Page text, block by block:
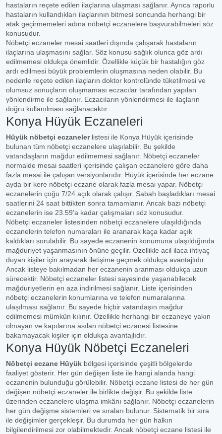
hastaların reçete edilen ilaçlarına ulaşması sağlanır. Ayrıca raporlu
hastaların kullandıkları ilaçlarının bitmesi soncunda herhangi bir
atak geçirmemeleri adına nöbetçi eczanelere başvurabilmeleri söz
konusudur.
Nöbetçi eczaneler mesai saatleri dışında çalışarak hastaların
ilaçlarına ulaşmasını sağlar. Söz konusu sağlık olunca göz ardı
edilmemesi oldukça önemlidir. Özellikle küçük bir hastalığın göz
ardı edilmesi büyük problemlerin oluşmasına neden olabilir. Bu
nedenle reçete edilen ilaçların doktor kontrolünde tüketilmesi ve
olumsuz sonuçların oluşmaması eczacılar tarafından yapılan
yönlendirme ile sağlanır. Eczacıların yönlendirmesi ile ilaçların
doğru kullanılması sağlanacaktır.
Konya Hüyük Eczaneleri
Hüyük nöbetçi eczanelerlistesi ile Konya Hüyük içerisinde
bulunan tüm nöbetçi eczanelere ulaşılabilir. Bu şekilde
vatandaşların mağdur edilmemesi sağlanır. Nöbetçi eczaneler
normalde mesai saatleri içerisinde çalışan eczanelere göre daha
fazla mesai ile çalışan versiyonlarıdır. Hüyük içerisinde her eczane
ayda bir kere nöbetçi eczane olarak fazla mesai yapar. Nöbetçi
eczanelerin çoğu 7/24 açık olarak çalışır. Sabah başladıkları mesai
saatlerini 24 saat bittikten sonra tamamlanır. Ancak bazı nöbetçi
eczanelerin ise 23.59’a kadar çalışmaları söz konusudur.
Nöbetçi eczaneler listesinden nöbetçi eczanelere ulaşıldığında
eczanelerin telefon numaraları ile aranarak kaça kadar açık
kaldıkları sorulabilir. Bu sayede eczanenin konumuna ulaşıldığında
mağduriyet yaşanmasının önüne geçilir. Özellikle acil ilaca ihtiyaç
duyan kişiler için arayarak iletişime geçmek oldukça avantajlıdır.
Ancak listeye bakılmadan her eczanenin aranması oldukça uzun
sürecektir. Nöbetçi eczaneler listesi sayesinde yaşanabilecek
mağduriyetlerin en aza indirilmesi sağlanır. Liste içerisinden
nöbetçi eczanelerin konumlarına ve telefon numaralarına
ulaşılması sağlanır. Bu sayede hiçbir vatandaşın mağdur
edilmemesi mümkün kılınır. Özellikle herhangi bir eczaneye yakın
olmayan ve kapılarına asılan nöbetçi eczanesi listesine
bakamayacak kişiler için oldukça avantajlıdır.
Konya Hüyük Nöbetçi Eczaneleri
Nöbetçi eczane Hüyük bölgesi içerisinde çeşitli bölgelerde
faaliyet gösterir. Her gün değişen liste ile hangi alanda hangi
eczanenin bulunduğu görülebilir. Nöbetçi eczane listesi de her gün
değişen nöbetçi eczaneler ile birlikte değişir. Bu şekilde liste
üzerinden eczanelere ulaşma imkânı sağlanır. Nöbetçi eczanelerin
her gün değişme sistemleri ve sıraları bulunur. Sistematik bir sıra
ile değişimler gerçekleşir. Bu durumda her gün halkın
bilgilendirilmesi zor olabilmektedir. Ancak nöbetçi eczane listesi ile